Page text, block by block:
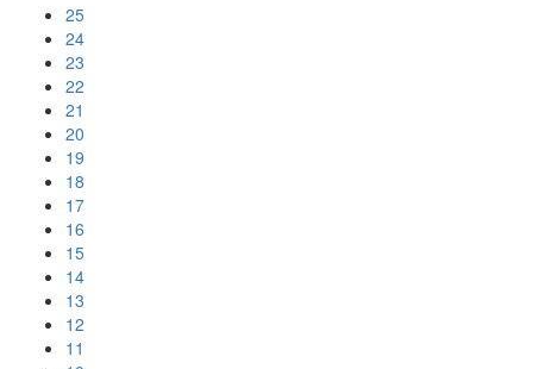
25
24
23
22
21
20
19
18
17
16
15
14
13
12
11